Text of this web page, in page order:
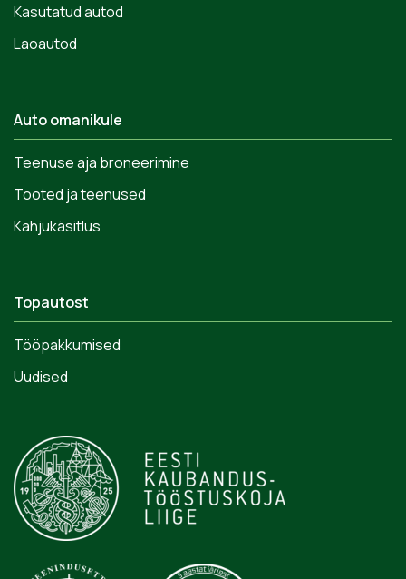
Kasutatud autod
Laoautod
Auto omanikule
Teenuse aja broneerimine
Tooted ja teenused
Kahjukäsitlus
Topautost
Tööpakkumised
Uudised